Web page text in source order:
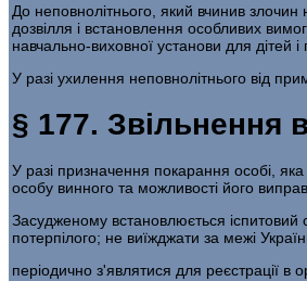
До неповнолітнього, який вчинив
дозвілля і встановлення особ­ливих
навчаль­но-виховної установи для дітей
У разі ухилення неповнолітнього від
§ 177. Звільнення
У разі призначення покарання особі,
особу винного та можливості його
Засудженому встановлюється іспитовий
потерпілого; не виїжджати за межі
періодично з'являтися для реєстрації в